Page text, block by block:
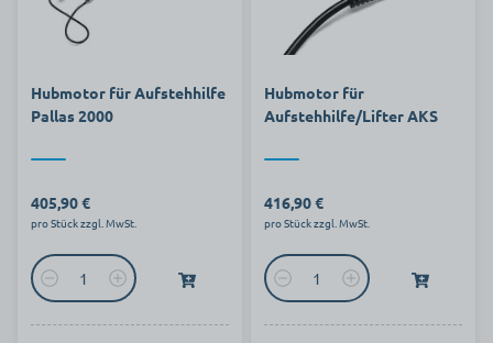
Hubmotor für Aufstehhilfe
Pallas 2000
405,90 €
pro Stück zzgl. MwSt.
Hubmotor für
Aufstehhilfe/Lifter AKS
416,90 €
pro Stück zzgl. MwSt.